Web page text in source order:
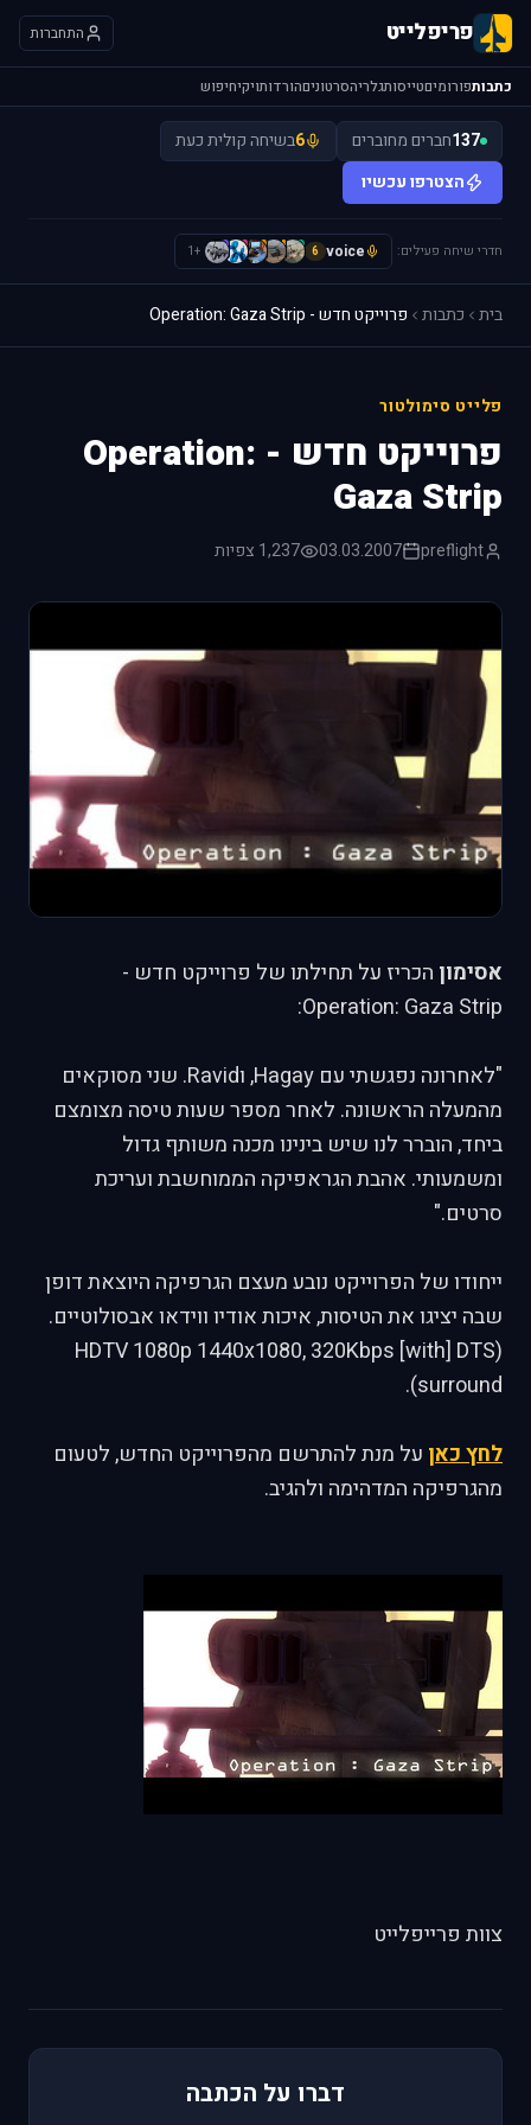
פריפלייט התחברות
כתבותפורומיםטייסותגלריהסרטוניםהורדותויקיחיפוש
137חברים מחוברים 6בשיחה קולית כעת
הצטרפו עכשיו
חדרי שיחה פעילים: voice
6
H
I
L
L
S
+1
בית כתבות פרוייקט חדש - Operation: Gaza Strip
פלייט סימולטור
פרוייקט חדש - Operation:
Gaza Strip
preflight
03.03.2007 1,237 צפיות
אסימון הכריז על תחילתו של פרוייקט חדש -
Operation: Gaza Strip:
"לאחרונה נפגשתי עם Hagay, וRavid. שני מסוקאים
מהמעלה הראשונה. לאחר מספר שעות טיסה מצומצם
ביחד, הוברר לנו שיש בינינו מכנה משותף גדול
ומשמעותי. אהבת הגראפיקה הממוחשבת ועריכת
סרטים."
ייחודו של הפרוייקט נובע מעצם הגרפיקה היוצאת דופן
שבה יציגו את הטיסות, איכות אודיו ווידאו אבסולוטיים.
(HDTV 1080p 1440x1080, 320Kbps [with] DTS
surround).
לחץ כאן על מנת להתרשם מהפרוייקט החדש, לטעום
מהגרפיקה המדהימה ולהגיב.
צוות פרייפלייט
דברו על הכתבה